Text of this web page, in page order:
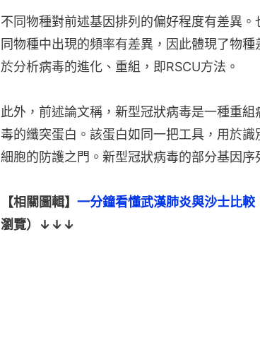
不同物種對前述基因排列的偏好程度有差異
同物種中出現的頻率有差異，因此體現了物
於分析病毒的進化、重組，即RSCU方法。
此外，前述論文稱，新型冠狀病毒是一種重
毒的纖突蛋白。該蛋白如同一把工具，用於
細胞的防護之門。新型冠狀病毒的部分基因序
【相關圖輯】 一分鐘看懂武漢肺炎與沙士比較
瀏覽）↓↓↓